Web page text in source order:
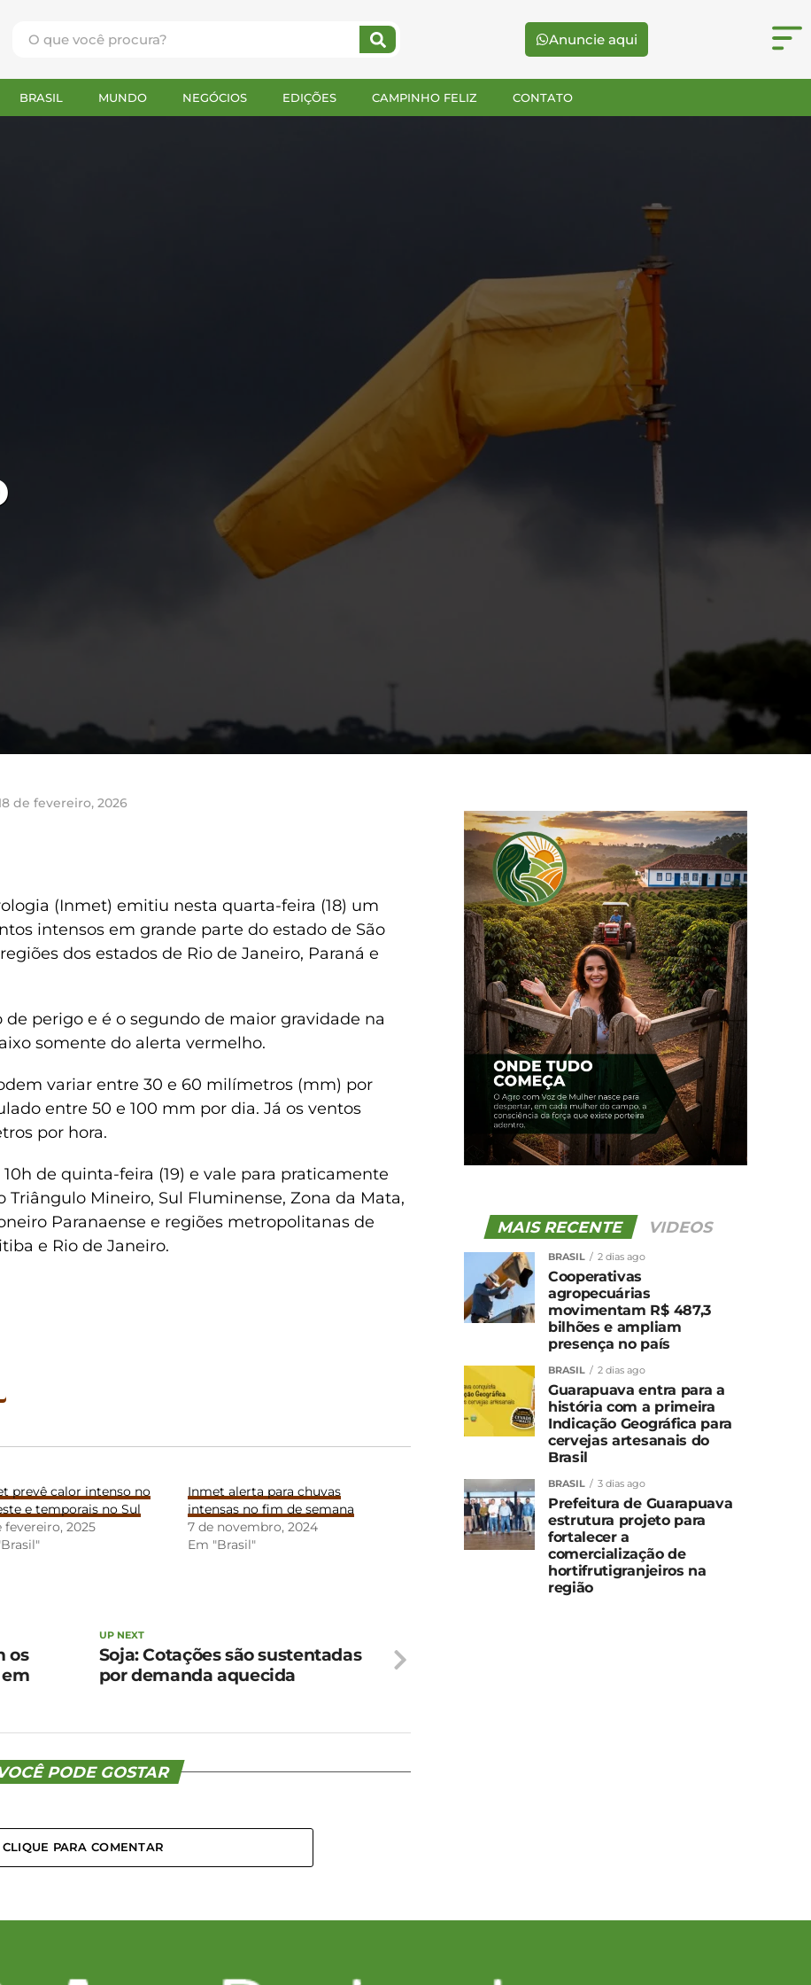
Anuncie aqui
BRASIL MUNDO NEGÓCIOS EDIÇÕES CAMPINHO FELIZ CONTATO
de fevereiro, 2026
(Inmet) emitiu nesta quarta-feira (18) um
intensos em grande parte do estado de São
dos estados de Rio de Janeiro, Paraná e
perigo e é o segundo de maior gravidade na
somente do alerta vermelho.
variar entre 30 e 60 milímetros (mm) por
entre 50 e 100 mm por dia. Já os ventos
por hora.
de quinta-feira (19) e vale para praticamente
Mineiro, Sul Fluminense, Zona da Mata,
Paranaense e regiões metropolitanas de
e Rio de Janeiro.
prevê calor intenso no
e temporais no Sul
fevereiro, 2025
Inmet alerta para chuvas
intensas no fim de semana
7 de novembro, 2024
Em "Brasil"
UP NEXT
Soja: Cotações são sustentadas
por demanda aquecida
os
PODE GOSTAR
CLIQUE PARA COMENTAR
MAIS RECENTE VIDEOS
BRASIL 2 dias ago
Cooperativas
agropecuárias
movimentam R$ 487,3
bilhões e ampliam
presença no país
BRASIL 2 dias ago
Guarapuava entra para a
história com a primeira
Indicação Geográfica para
cervejas artesanais do
Brasil
BRASIL 3 dias ago
Prefeitura de Guarapuava
estrutura projeto para
fortalecer a
comercialização de
hortifrutigranjeiros na
região